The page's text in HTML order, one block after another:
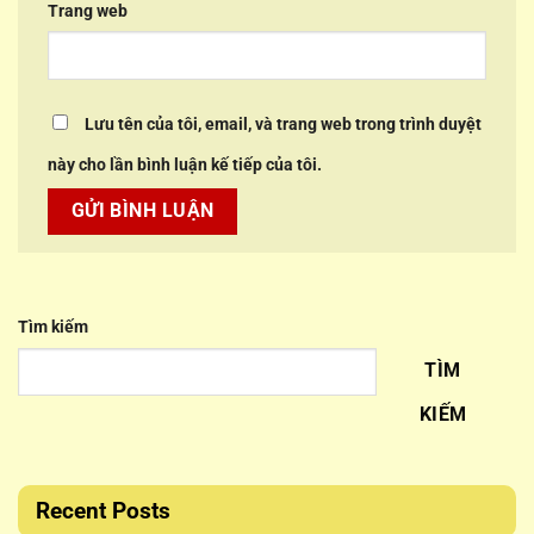
Trang web
Lưu tên của tôi, email, và trang web trong trình duyệt
này cho lần bình luận kế tiếp của tôi.
Tìm kiếm
TÌM
KIẾM
Recent Posts